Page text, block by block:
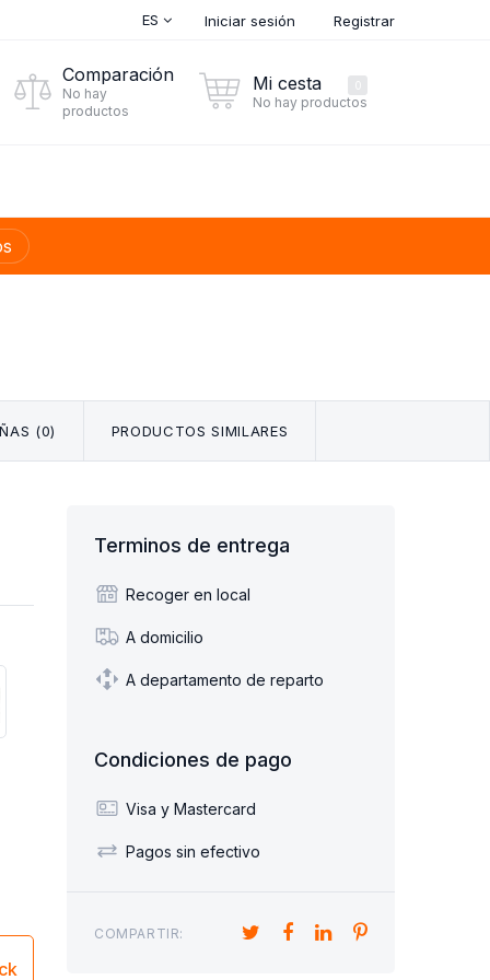
ES Iniciar sesión Registrar
Comparación
No hay
productos
Mi cesta
No hay productos
(0) PRODUCTOS SIMILARES
Terminos de entrega
Recoger en local
A domicilio
A departamento de reparto
Condiciones de pago
Visa y Mastercard
Pagos sin efectivo
COMPARTIR: